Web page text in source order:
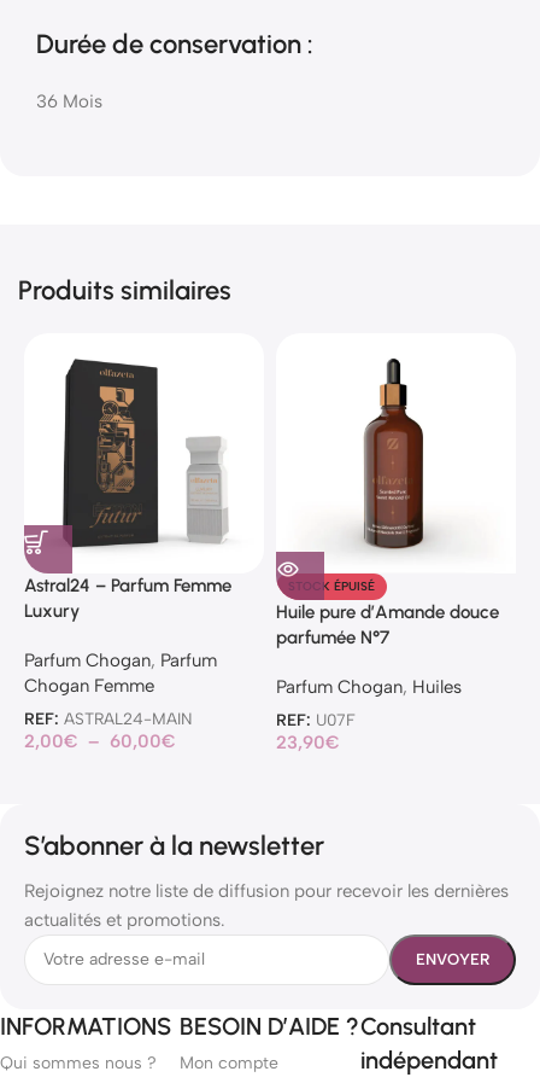
Durée de conservation :
36 Mois
Produits similaires
Astral24 – Parfum Femme
Luxury
Parfum Chogan, Parfum
Chogan Femme
REF: ASTRAL24-MAIN
2,00€ – 60,00€
STOCK ÉPUISÉ
Huile pure d’Amande douce
parfumée N°7
Parfum Chogan, Huiles
REF: U07F
23,90€
S’abonner à la newsletter
Rejoignez notre liste de diffusion pour recevoir les dernières
actualités et promotions.
INFORMATIONS
Qui sommes nous ?
BESOIN D’AIDE ?
Mon compte
Consultant
indépendant